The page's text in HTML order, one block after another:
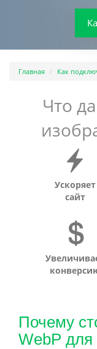
Главная Как
Что
Ускоряет
сайт
Почему
WebP для